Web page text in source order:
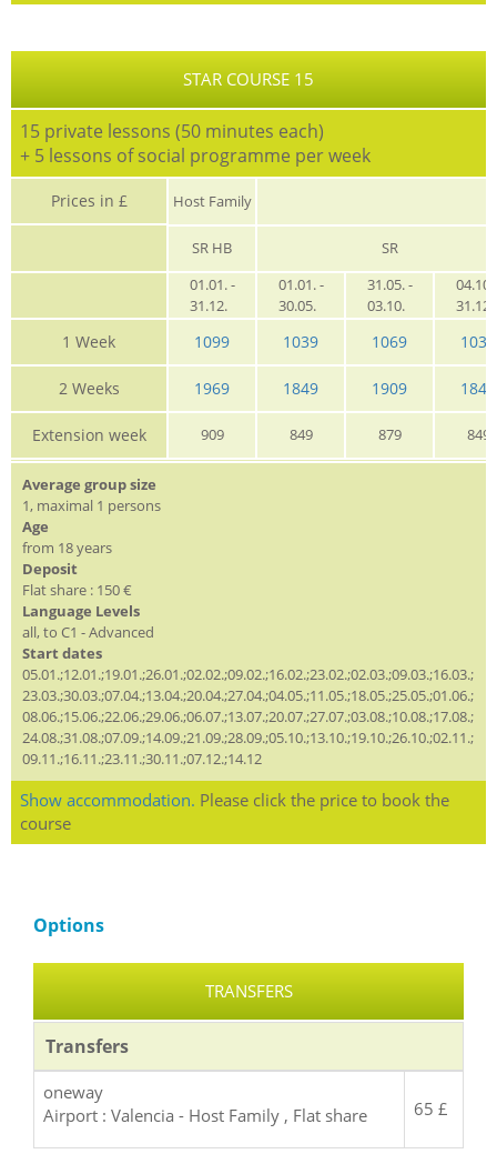
STAR COURSE 15
15 private lessons (50 minutes each)
+ 5 lessons of social programme per week
Prices in £ Host Family
SR HB
SR
01.01. -
31.12.
01.01. -
30.05.
31.05. -
03.10.
04.10.
1 Week 1099 1039 1069 1039
2 Weeks 1969 1849 1909 1849
Extension week 909 849 879 849
Average group size
1, maximal 1 persons
Age
from 18 years
Deposit
Flat share : 150 €
Language Levels
all, to C1 - Advanced
Start dates
05.01.;12.01.;19.01.;26.01.;02.02.;09.02.;16.02.;23.02.;02.03.;09.03.;16.03.;
23.03.;30.03.;07.04.;13.04.;20.04.;27.04.;04.05.;11.05.;18.05.;25.05.;01.06.;
08.06.;15.06.;22.06.;29.06.;06.07.;13.07.;20.07.;27.07.;03.08.;10.08.;17.08.;
24.08.;31.08.;07.09.;14.09.;21.09.;28.09.;05.10.;13.10.;19.10.;26.10.;02.11.;
09.11.;16.11.;23.11.;30.11.;07.12.;14.12
Show accommodation. Please click the price to book the
course
Options
TRANSFERS
Transfers
oneway
Airport : Valencia - Host Family , Flat share
65 £